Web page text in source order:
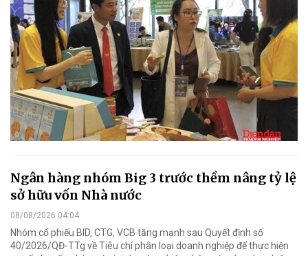
Ngân hàng nhóm Big 3 trước thềm nâng tỷ lệ
sở hữu vốn Nhà nước
08/08/2026 04:04
Nhóm cổ phiếu BID, CTG, VCB tăng mạnh sau Quyết định số
40/2026/QĐ-TTg về Tiêu chí phân loại doanh nghiệp để thực hiện